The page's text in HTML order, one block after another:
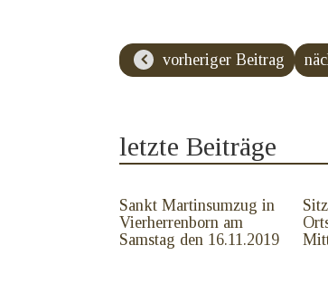
vorheriger Beitrag
letzte Beiträge
Sankt Martinsumzug in
Vierherrenborn am
Samstag den 16.11.2019